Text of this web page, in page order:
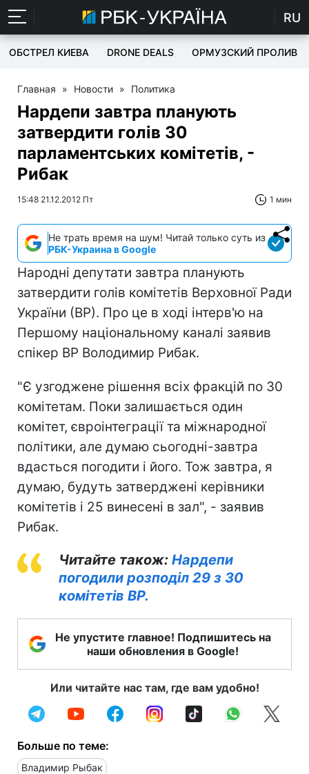
RU
ОБСТРЕЛ КИЕВА DRONE DEALS ОРМУЗСКИЙ ПРОЛИВ
Главная » Новости » Политика
Нардепи завтра планують
затвердити голів 30
парламентських комітетів, -
Рибак
15:48 21.12.2012 Пт 1 мин
Не трать время на шум! Читай только суть из
РБК-Украина в Google
Народні депутати завтра планують
затвердити голів комітетів Верховної Ради
України (ВР). Про це в ході інтерв'ю на
Першому національному каналі заявив
спікер ВР Володимир Рибак.
"Є узгоджене рішення всіх фракцій по 30
комітетам. Поки залишається один
комітет, євроінтеграції та міжнародної
політики, але думаю сьогодні-завтра
вдасться погодити і його. Тож завтра, я
думаю, будуть затверджені керівники
комітетів і 25 винесені в зал", - заявив
Рибак.
Читайте також: Нардепи
погодили розподіл 29 з 30
комітетів ВР.
Не упустите главное! Подпишитесь на
наши обновления в Google!
Или читайте нас там, где вам удобно!
Больше по теме:
Владимир Рыбак